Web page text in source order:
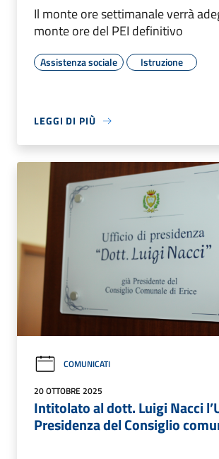
Il monte ore settimanale verrà
monte ore del PEI definitivo
Assistenza sociale Istruzione
LEGGI DI PIÙ
COMUNICATI
20 OTTOBRE 2025
Intitolato al dott. Luigi Nacci
Presidenza del Consiglio